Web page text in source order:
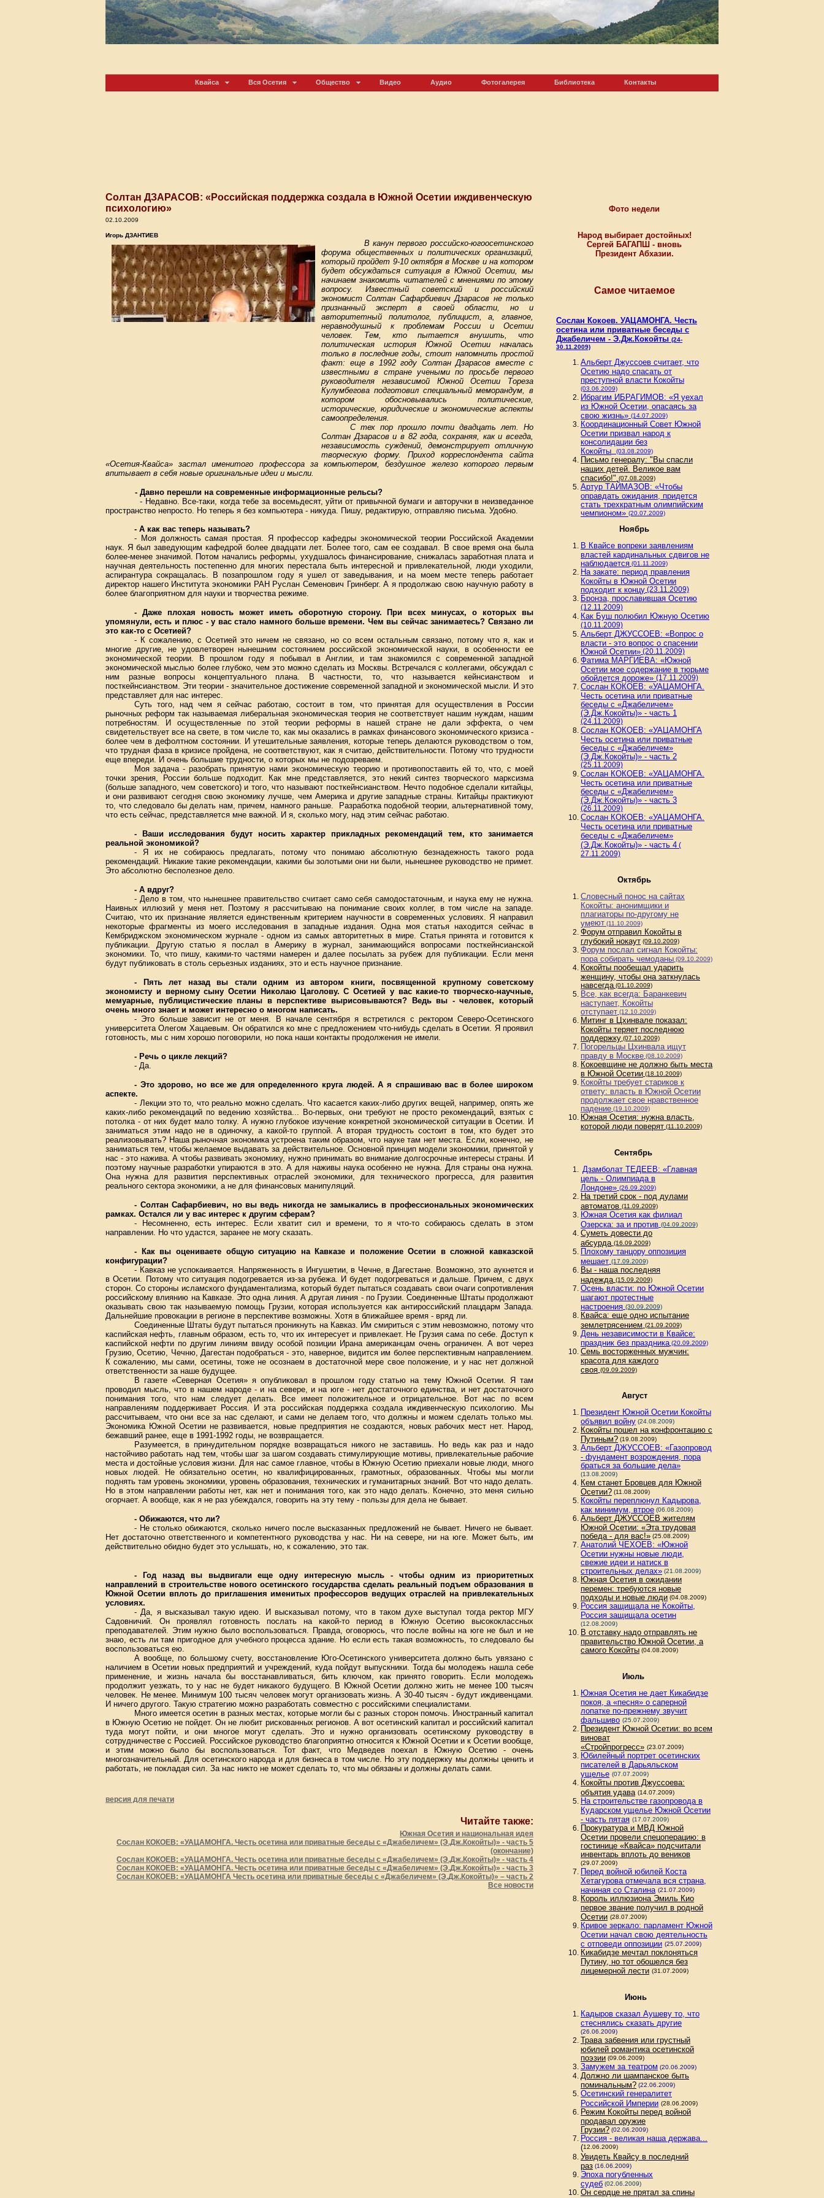
Квайса Вся Осетия Общество Видео Аудио Фотогалерея Библиотека Контакты
Солтан ДЗАРАСОВ: «Российская поддержка создала в Южной Осетии иждивенческую
психологию»
02.10.2009
Игорь ДЗАНТИЕВ
В канун первого российско-югоосетинского
форума общественных и политических организаций,
который пройдет 9-10 октября в Москве и на котором
будет обсуждаться ситуация в Южной Осетии, мы
начинаем знакомить читателей с мнениями по этому
вопросу. Известный советский и российский
экономист Солтан Сафарбиевич Дзарасов не только
признанный эксперт в своей области, но и
авторитетный политолог, публицист, а, главное,
неравнодушный к проблемам России и Осетии
человек. Тем, кто пытается внушить, что
политическая история Южной Осетии началась
только в последние годы, стоит напомнить простой
факт: еще в 1992 году Солтан Дзарасов вместе с
известными в стране учеными по просьбе первого
руководителя независимой Южной Осетии Тореза
Кулумбегова подготовил специальный меморандум, в
котором обосновывались политические,
исторические, юридические и экономические аспекты
самоопределения.
С тех пор прошло почти двадцать лет. Но
Солтан Дзарасов и в 82 года, сохраняя, как и всегда,
независимость суждений, демонстрирует отличную
творческую форму. Приход корреспондента сайта
«Осетия-Квайса» застал именитого профессора за компьютером, бездушное железо которого первым
впитывает в себя новые оригинальные идеи и мысли.
- Давно перешли на современные информационные рельсы?
- Недавно. Все-таки, когда тебе за восемьдесят, уйти от привычной бумаги и авторучки в неизведанное
пространство непросто. Но теперь я без компьютера - никуда. Пишу, редактирую, отправляю письма. Удобно.
- А как вас теперь называть?
- Моя должность самая простая. Я профессор кафедры экономической теории Российской Академии
наук. Я был заведующим кафедрой более двадцати лет. Более того, сам ее создавал. В свое время она была
более-менее значимой. Потом начались реформы, ухудшалось финансирование, снижалась заработная плата и
научная деятельность постепенно для многих перестала быть интересной и привлекательной, люди уходили,
аспирантура сокращалась. В позапрошлом году я ушел от заведывания, и на моем месте теперь работает
директор нашего Института экономики РАН Руслан Семенович Гринберг. А я продолжаю свою научную работу в
более благоприятном для науки и творчества режиме.
- Даже плохая новость может иметь оборотную сторону. При всех минусах, о которых вы
упомянули, есть и плюс - у вас стало намного больше времени. Чем вы сейчас занимаетесь? Связано ли
это как-то с Осетией?
- К сожалению, с Осетией это ничем не связано, но со всем остальным связано, потому что я, как и
многие другие, не удовлетворен нынешним состоянием российской экономической науки, в особенности ее
экономической теории. В прошлом году я побывал в Англии, и там знакомился с современной западной
экономической мыслью более глубоко, чем это можно сделать из Москвы. Встречался с коллегами, обсуждал с
ним разные вопросы концептуального плана. В частности, то, что называется кейнсианством и
посткейнсианством. Эти теории - значительное достижение современной западной и экономической мысли. И это
представляет для нас интерес.
Суть того, над чем я сейчас работаю, состоит в том, что принятая для осуществления в России
рыночных реформ так называемая либеральная экономическая теория не соответствует нашим нуждам, нашим
потребностям. И осуществленные по этой теории реформы в нашей стране не дали эффекта, о чем
свидетельствует все на свете, в том числе то, как мы оказались в рамках финансового экономического кризиса -
более чем в дефолтном состоянии. И утешительные заявления, которые теперь делаются руководством о том,
что трудная фаза в кризисе пройдена, не соответствуют, как я считаю, действительности. Потому что трудности
еще впереди. И очень большие трудности, о которых мы не подозреваем.
Моя задача - разобрать принятую нами экономическую теорию и противопоставить ей то, что, с моей
точки зрения, России больше подходит. Как мне представляется, это некий синтез творческого марксизма
(больше западного, чем советского) и того, что называют посткейнсианством. Нечто подобное сделали китайцы,
и они развивают сегодня свою экономику лучше, чем Америка и другие западные страны. Китайцы практикуют
то, что следовало бы делать нам, причем, намного раньше.
Разработка подобной теории, альтернативной тому,
что есть сейчас, представляется мне важной. И я, сколько могу, над этим сейчас работаю.
- Ваши исследования будут носить характер прикладных рекомендаций тем, кто занимается
реальной экономикой?
- Я их не собираюсь предлагать, потому что понимаю абсолютную безнадежность такого рода
рекомендаций. Никакие такие рекомендации, какими бы золотыми они ни были, нынешнее руководство не примет.
Это абсолютно бесполезное дело.
- А вдруг?
- Дело в том, что нынешнее правительство считает само себя самодостаточным, и наука ему не нужна.
Наивных иллюзий у меня нет. Поэтому я рассчитываю на понимание своих коллег, в том числе на западе.
Считаю, что их признание является единственным критерием научности в современных условиях. Я направил
некоторые фрагменты из моего исследования в западные издания. Одна моя статья находится сейчас в
Кембриджском экономическом журнале - одном из самых авторитетных в мире. Статья принята и готовится к
публикации. Другую статью я послал в Америку в журнал, занимающийся вопросами посткейнсианской
экономики. То, что пишу, какими-то частями намерен и далее посылать за рубеж для публикации. Если меня
будут публиковать в столь серьезных изданиях, это и есть научное признание.
- Пять лет назад вы стали одним из автором книги, посвященной крупному советскому
экономисту и верному сыну Осетии Николаю Цаголову. С Осетией у вас какие-то творческо-научные,
мемуарные, публицистические планы в перспективе вырисовываются? Ведь вы - человек, который
очень много знает и может интересно о многом написать.
- Это больше зависит не от меня. В начале сентября я встретился с ректором Северо-Осетинского
университета Олегом Хацаевым. Он обратился ко мне с предложением что-нибудь сделать в Осетии. Я проявил
готовность, мы с ним хорошо поговорили, но пока наши контакты продолжения не имели.
- Речь о цикле лекций?
- Да.
- Это здорово, но все же для определенного круга людей. А я спрашиваю вас в более широком
аспекте.
- Лекции это то, что реально можно сделать. Что касается каких-либо других вещей, например, опять же
каких-либо рекомендаций по ведению хозяйства... Во-первых, они требуют не просто рекомендаций, взятых с
потолка - от них будет мало толку. А нужно глубокое изучение конкретной экономической ситуации в Осетии. И
заниматься этим надо не в одиночку, а какой-то группой. А вторая трудность состоит в том, кто будет это
реализовывать? Наша рыночная экономика устроена таким образом, что науке там нет места. Если, конечно, не
заниматься тем, чтобы желаемое выдавать за действительное. Основной принцип модели экономики, принятой у
нас - это нажива. А чтобы развивать экономику, нужно принимать во внимание долгосрочные интересы страны. И
поэтому научные разработки упираются в это. А для наживы наука особенно не нужна. Для страны она нужна.
Она нужна для развития перспективных отраслей экономики, для технического прогресса, для развития
реального сектора экономики, а не для финансовых манипуляций.
- Солтан Сафарбиевич, но вы ведь никогда не замыкались в профессиональных экономических
рамках. Остался ли у вас интерес к другим сферам?
- Несомненно, есть интерес. Если хватит сил и времени, то я что-то собираюсь сделать в этом
направлении. Но что удастся, заранее не могу сказать.
- Как вы оцениваете общую ситуацию на Кавказе и положение Осетии в сложной кавказской
конфигурации?
- Кавказ не успокаивается. Напряженность в Ингушетии, в Чечне, в Дагестане. Возможно, это аукнется и
в Осетии. Потому что ситуация подогревается из-за рубежа. И будет подогреваться и дальше. Причем, с двух
сторон. Со стороны исламского фундаментализма, который будет пытаться создавать свои очаги сопротивления
российскому влиянию на Кавказе. Это одна линия. А другая линия - по Грузии. Соединенные Штаты продолжают
оказывать свою так называемую помощь Грузии, которая используется как антироссийский плацдарм Запада.
Дальнейшие провокации в регионе в перспективе возможны. Хотя в ближайшее время - вряд ли.
Соединенные Штаты будут пытаться проникнуть на Кавказ. Им смириться с этим невозможно, потому что
каспийская нефть, главным образом, есть то, что их интересует и привлекает. Не Грузия сама по себе. Доступ к
каспийской нефти по другим линиям ввиду особой позиции Ирана американцам очень ограничен. А вот через
Грузию, Осетию, Чечню, Дагестан подобраться - это, наверное, видится им более перспективным направлением.
К сожалению, мы сами, осетины, тоже не осознаем в достаточной мере свое положение, и у нас нет должной
ответственности за наше будущее.
В газете «Северная Осетия» я опубликовал в прошлом году статью на тему Южной Осетии. Я там
проводил мысль, что в нашем народе - и на севере, и на юге - нет достаточного единства, и нет достаточного
понимания того, что нам следует делать. Все имеет положительное и отрицательное. Вот нас по всем
направлениям поддерживает Россия. И эта российская поддержка создала иждивенческую психологию. Мы
рассчитываем, что они все за нас сделают, и сами не делаем того, что должны и можем сделать только мы.
Экономика Южной Осетии не развивается, новые предприятия не создаются, новых рабочих мест нет. Народ,
бежавший ранее, еще в 1991-1992 годы, не возвращается.
Разумеется, в принудительном порядке возвращаться никого не заставишь. Но ведь как раз и надо
настойчиво работать над тем, чтобы шаг за шагом создавать стимулирующие мотивы, привлекательные рабочие
места и достойные условия жизни. Для нас самое главное, чтобы в Южную Осетию приехали новые люди, много
новых людей. Не обязательно осетин, но квалифицированных, грамотных, образованных. Чтобы мы могли
поднять там уровень экономики, уровень образования, технических и гуманитарных знаний. Вот что надо делать.
Но в этом направлении работы нет, как нет и понимания того, как это надо делать. Конечно, это меня сильно
огорчает. А вообще, как я не раз убеждался, говорить на эту тему - пользы для дела не бывает.
- Обижаются, что ли?
- Не столько обижаются, сколько ничего после высказанных предложений не бывает. Ничего не бывает.
Нет достаточно ответственного и компетентного руководства у нас. Ни на севере, ни на юге. Может быть, им
действительно обидно будет это услышать, но, к сожалению, это так.
- Год назад вы выдвигали еще одну интересную мысль - чтобы одним из приоритетных
направлений в строительстве нового осетинского государства сделать реальный подъем образования в
Южной Осетии вплоть до приглашения именитых профессоров ведущих отраслей на привлекательных
условиях.
- Да, я высказывал такую идею. И высказывал потому, что в таком духе выступал тогда ректор МГУ
Садовничий. Он проявлял готовность послать на какой-то период в Южную Осетию высококлассных
преподавателей. Этим нужно было воспользоваться. Правда, оговорюсь, что после войны на юге не был и не
знаю, есть ли там пригодное для учебного процесса здание. Но если есть такая возможность, то следовало бы
воспользоваться ею.
А вообще, по большому счету, восстановление Юго-Осетинского университета должно быть увязано с
наличием в Осетии новых предприятий и учреждений, куда пойдут выпускники. Тогда бы молодежь нашла себе
применение, и жизнь начала бы восстанавливаться, бить ключом, как принято говорить. Если молодежь
продолжит уезжать, то у нас не будет никакого будущего. В Южной Осетии должно жить не менее 100 тысяч
человек. Не менее. Минимум 100 тысяч человек могут организовать жизнь. А 30-40 тысяч - будут иждивенцами.
И ничего другого. Такую стратегию можно разработать совместно с российскими специалистами.
Много имеется осетин в разных местах, которые могли бы с разных сторон помочь. Иностранный капитал
в Южную Осетию не пойдет. Он не любит рискованных регионов. А вот осетинский капитал и российский капитал
туда могут пойти, и они многое могут сделать. Это и нужно организовать осетинскому руководству в
сотрудничестве с Россией. Российское руководство благоприятно относится к Южной Осетии и к Осетии вообще,
и этим можно было бы воспользоваться. Тот факт, что Медведев поехал в Южную Осетию - очень
многозначительный. Для осетинского народа и для бизнеса в том числе. Но эту поддержку мы должны ценить и
работать, не покладая сил. За нас никто не может сделать то, что мы обязаны и должны делать сами.
версия для печати
Читайте также:
Южная Осетия и национальная идея
Сослан КОКОЕВ: «УАЦАМОНГА. Честь осетина или приватные беседы с «Джабеличем» (Э.Дж.Кокойты)» - часть 5
(окончание)
Сослан КОКОЕВ: «УАЦАМОНГА. Честь осетина или приватные беседы с «Джабеличем» (Э.Дж.Кокойты)» - часть 4
Сослан КОКОЕВ: «УАЦАМОНГА. Честь осетина или приватные беседы с «Джабеличем» (Э.Дж.Кокойты)» - часть 3
Сослан КОКОЕВ: «УАЦАМОНГА Честь осетина или приватные беседы с «Джабеличем» (Э.Дж.Кокойты)» – часть 2
Все новости
Фото недели
Народ выбирает достойных!
Сергей БАГАПШ - вновь
Президент Абхазии.
Самое читаемое
Сослан Кокоев. УАЦАМОНГА. Честь
осетина или приватные беседы с
Джабеличем - Э.Дж.Кокойты (24-
30.11.2009)
Альберт Джуссоев считает, что
Осетию надо спасать от
преступной власти Кокойты
(03.06.2009)
Ибрагим ИБРАГИМОВ: «Я уехал
из Южной Осетии, опасаясь за
свою жизнь» (14.07.2009)
Координационный Совет Южной
Осетии призвал народ к
консолидации без
Кокойты
(03.08.2009)
Письмо генералу: "Вы спасли
наших детей. Великое вам
спасибо!" (07.08.2009)
Артур ТАЙМАЗОВ: «Чтобы
оправдать ожидания, придется
стать трехкратным олимпийским
чемпионом» (20.07.2009)
Ноябрь
В Квайсе вопреки заявлениям
властей кардинальных сдвигов не
наблюдается (01.11.2009)
На закате: период правления
Кокойты в Южной Осетии
подходит к концу (23.11.2009)
Бронза, прославившая Осетию
(12.11.2009)
Как Буш полюбил Южную Осетию
(10.11.2009)
Альберт ДЖУССОЕВ: «Вопрос о
власти - это вопрос о спасении
Южной Осетии» (20.11.2009)
Фатима МАРГИЕВА: «Южной
Осетии мое содержание в тюрьме
обойдется дороже» (17.11.2009)
Сослан КОКОЕВ: «УАЦАМОНГА.
Честь осетина или приватные
беседы с «Джабеличем»
(Э.Дж.Кокойты)» - часть 1
(24.11.2009)
Сослан КОКОЕВ: «УАЦАМОНГА
Честь осетина или приватные
беседы с «Джабеличем»
(Э.Дж.Кокойты)» - часть 2
(25.11.2009)
Сослан КОКОЕВ: «УАЦАМОНГА.
Честь осетина или приватные
беседы с «Джабеличем»
(Э.Дж.Кокойты)» - часть 3
(26.11.2009)
Сослан КОКОЕВ: «УАЦАМОНГА.
Честь осетина или приватные
беседы с «Джабеличем»
(Э.Дж.Кокойты)» - часть 4 (
27.11.2009)
Октябрь
Словесный понос на сайтах
Кокойты: анонимщики и
плагиаторы по-другому не
умеют (11.10.2009)
Форум отправил Кокойты в
глубокий нокаут (09.10.2009)
Форум послал сигнал Кокойты:
пора собирать чемоданы (09.10.2009)
Кокойты пообещал ударить
женщину, чтобы она заткнулась
навсегда (01.10.2009)
Все, как всегда: Баранкевич
наступает, Кокойты
отступает (12.10.2009)
Митинг в Цхинвале показал:
Кокойты теряет последнюю
поддержку (07.10.2009)
Погорельцы Цхинвала ищут
правду в Москве (08.10.2009)
Кокоевщине не должно быть места
в Южной Осетии (18.10.2009)
Кокойты требует стариков к
ответу: власть в Южной Осетии
продолжает свое нравственное
падение (19.10.2009)
Южная Осетия: нужна власть,
которой люди поверят (11.10.2009)
Сентябрь
Дзамболат ТЕДЕЕВ: «Главная
цель - Олимпиада в
Лондоне» (26.09.2009)
На третий срок - под дулами
автоматов (11.09.2009)
Южная Осетия как филиал
Озерска: за и против (04.09.2009)
Суметь довести до
абсурда (16.09.2009)
Плохому танцору оппозиция
мешает (17.09.2009)
Вы - наша последняя
надежда (15.09.2009)
Осень власти: по Южной Осетии
шагают протестные
настроения (30.09.2009)
Квайса: еще одно испытание
землетрясением (21.09.2009)
День независимости в Квайсе:
праздник без праздника (20.09.2009)
Семь восторженных мужчин:
красота для каждого
своя (09.09.2009)
Август
Президент Южной Осетии Кокойты
объявил войну (24.08.2009)
Кокойты пошел на конфронтацию с
Путиным? (19.08.2009)
Альберт ДЖУССОЕВ: «Газопровод
- фундамент возрождения, пора
браться за большие дела»
(13.08.2009)
Кем станет Бровцев для Южной
Осетии? (11.08.2009)
Кокойты переплюнул Кадырова,
как минимум, втрое (06.08.2009)
Альберт ДЖУССОЕВ жителям
Южной Осетии: «Эта трудовая
победа - для вас!» (25.08.2009)
Анатолий ЧЕХОЕВ: «Южной
Осетии нужны новые люди,
свежие идеи и натиск в
строительных делах» (21.08.2009)
Южная Осетия в ожидании
перемен: требуются новые
подходы и новые люди (04.08.2009)
Россия защищала не Кокойты,
Россия защищала осетин
(12.08.2009)
В отставку надо отправлять не
правительство Южной Осетии, а
самого Кокойты (04.08.2009)
Июль
Южная Осетия не дает Кикабидзе
покоя, а «песня» о саперной
лопатке по-прежнему звучит
фальшиво (25.07.2009)
Президент Южной Осетии: во всем
виноват
«Стройпрогресс» (23.07.2009)
Юбилейный портрет осетинских
писателей в Дарьяльском
ущелье (07.07.2009)
Кокойты против Джуссоева:
объятия удава (14.07.2009)
На строительстве газопровода в
Кударском ущелье Южной Осетии
- часть пятая (17.07.2009)
Прокуратура и МВД Южной
Осетии провели спецоперацию: в
гостинице «Квайса» подсчитали
инвентарь вплоть до веников
(29.07.2009)
Перед войной юбилей Коста
Хетагурова отмечала вся страна,
начиная со Сталина (21.07.2009)
Король иллюзиона Эмиль Кио
первое звание получил в родной
Осетии (28.07.2009)
Кривое зеркало: парламент Южной
Осетии начал свою деятельность
с отповеди оппозиции (25.07.2009)
Кикабидзе мечтал поклоняться
Путину, но тот обошелся без
лицемерной лести (31.07.2009)
Июнь
Кадыров сказал Аушеву то, что
стеснялись сказать другие
(26.06.2009)
Трава забвения или грустный
юбилей романтика осетинской
поэзии (09.06.2009)
Замужем за театром (20.06.2009)
Должно ли шампанское быть
поминальным? (22.06.2009)
Осетинский генералитет
Российской Империи (28.06.2009)
Режим Кокойты перед войной
продавал оружие
Грузии? (02.06.2009)
Россия - великая наша держава...
(12.06.2009)
Увидеть Квайсу в последний
раз (16.06.2009)
Эпоха погубленных
судеб (02.06.2009)
Он сердце не прятал за спины